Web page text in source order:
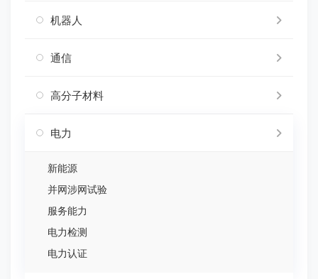
机器人
通信
高分子材料
电力
新能源
并网涉网试验
服务能力
电力检测
电力认证